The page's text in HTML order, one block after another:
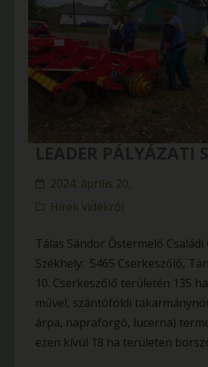
2024. április 20,
Hírek vidékről
Tálas Sándor Őstermelő Családi
Székhely: 5465 Cserkeszőlő,
10. Cserkeszőlő területén 135
művel, szántóföldi
árpa, napraforgó, lucerna)
ezen kívül 18 ha területen